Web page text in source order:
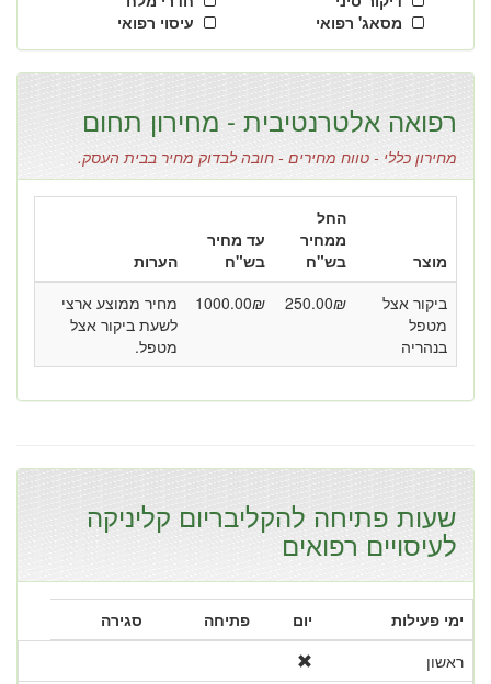
עיסוי רפואי
מסאג' רפואי
רפואה אלטרנטיבית - מחירון תחום
מחירון כללי - טווח מחירים - חובה לבדוק מחיר בבית העסק.
מוצר
החל
ממחיר
בש"ח
עד מחיר
בש"ח
הערות
ביקור אצל
מטפל
בנהריה
250.00₪
1000.00₪
מחיר ממוצע ארצי
לשעת ביקור אצל
מטפל.
שעות פתיחה להקליבריום קליניקה
לעיסויים רפואים
ימי פעילות יום פתיחה
סגירה
ראשון